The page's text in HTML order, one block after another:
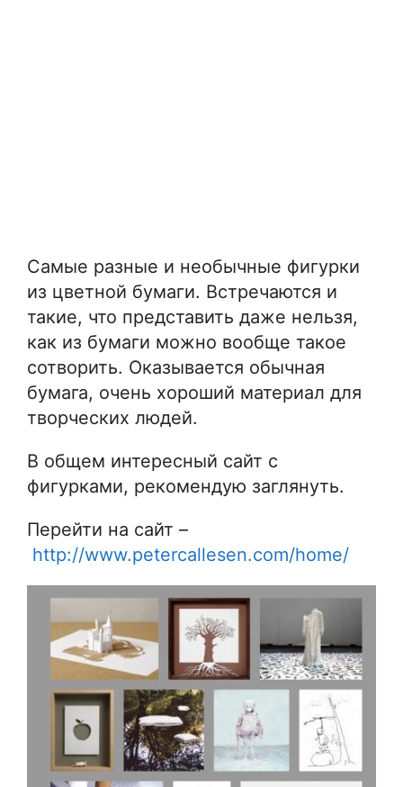
Самые разные и необычные фигурки
из цветной бумаги. Встречаются и
такие, что представить даже нельзя,
как из бумаги можно вообще такое
сотворить. Оказывается обычная
бумага, очень хороший материал для
творческих людей.
В общем интересный сайт с
фигурками, рекомендую заглянуть.
Перейти на сайт –
http://www.petercallesen.com/home/